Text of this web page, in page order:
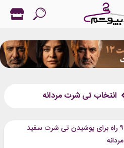
انتخاب تی شرت مردانه
۹ راه برای پوشیدن تی شرت سفید
مردانه